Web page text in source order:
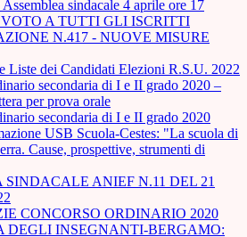
sindacale 4 aprile ore 17
A TUTTI GLI ISCRITTI
N.417 - NUOVE MISURE
Liste dei Candidati Elezioni R.S.U. 2022
secondaria di I e II grado 2020 –
per prova orale
secondaria di I e II grado 2020
USB Scuola-Cestes: "La scuola di
Cause, prospettive, strumenti di
SINDACALE ANIEF N.11 DEL 21
CONCORSO ORDINARIO 2020
DEGLI INSEGNANTI-BERGAMO: